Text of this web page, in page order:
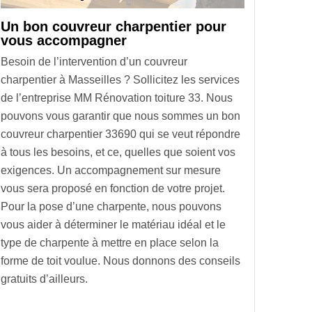
Un bon couvreur charpentier pour
vous accompagner
Besoin de l’intervention d’un couvreur
charpentier à Masseilles ? Sollicitez les services
de l’entreprise MM Rénovation toiture 33. Nous
pouvons vous garantir que nous sommes un bon
couvreur charpentier 33690 qui se veut répondre
à tous les besoins, et ce, quelles que soient vos
exigences. Un accompagnement sur mesure
vous sera proposé en fonction de votre projet.
Pour la pose d’une charpente, nous pouvons
vous aider à déterminer le matériau idéal et le
type de charpente à mettre en place selon la
forme de toit voulue. Nous donnons des conseils
gratuits d’ailleurs.